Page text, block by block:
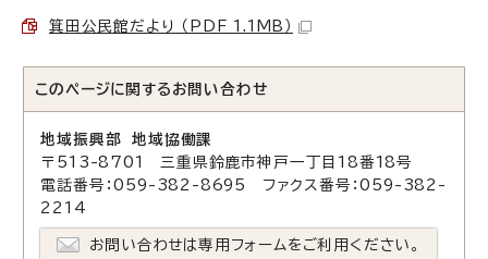
箕田公民館だより （PDF 1.1MB）
このページに関する お問い合わせ
地域振興部 地域協働課
〒513-8701 三重県鈴鹿市神戸一丁目18番18号
電話番号：059-382-8695 ファクス番号：059-382-
2214
お問い合わせは専用フォームをご利用ください。